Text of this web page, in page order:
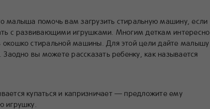
малыша помочь вам загрузить стиральную машину, если
с развивающими игрушками. Многим деткам интересно
окошко стиральной машины. Для этой цели дайте малышу
Заодно вы можете рассказать ребенку, как называется
купаться и капризничает — предложите ему
игрушку.